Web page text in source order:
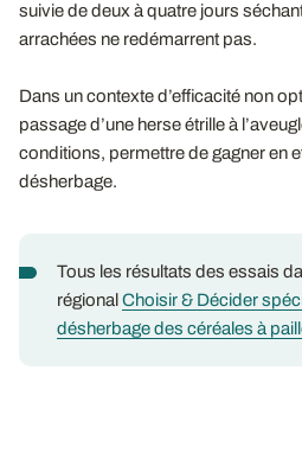
suivie de deux à quatre jours
arrachées ne redémarrent pas.
Dans un contexte d’efficacité non
passage d’une herse étrille à
conditions, permettre de gagner en
désherbage.
Tous les résultats des essais
régional Choisir & Décider
désherbage des céréales à